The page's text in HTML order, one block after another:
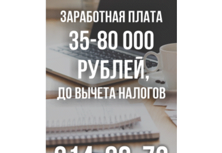
Под Новосибирском двое пострадали в ДТП с
перевернувшейся «ГАЗелью»
Легендарный хоккеист Тарасенко вернулся к брату в